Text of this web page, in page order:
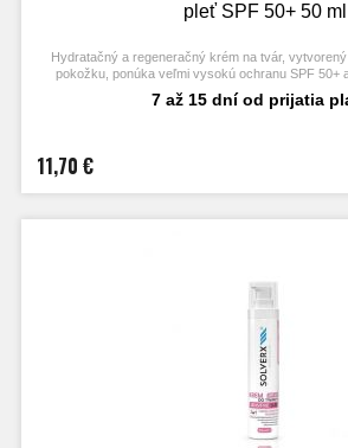
pleť SPF 50+ 50 ml
Hydratačný a regeneračný krém na tvár,
pokožku, ponúka veľmi vysokú ochranu SPF 50+
ochranu pred škodlivým slnečným žiarením po celý
aj deti od 3 rokov.
7 až 15 dní od prijatia
11,70 €